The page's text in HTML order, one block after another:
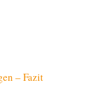
– Fazit